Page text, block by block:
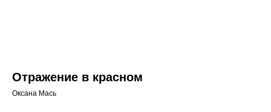
Отражение в красном
Оксана Мась